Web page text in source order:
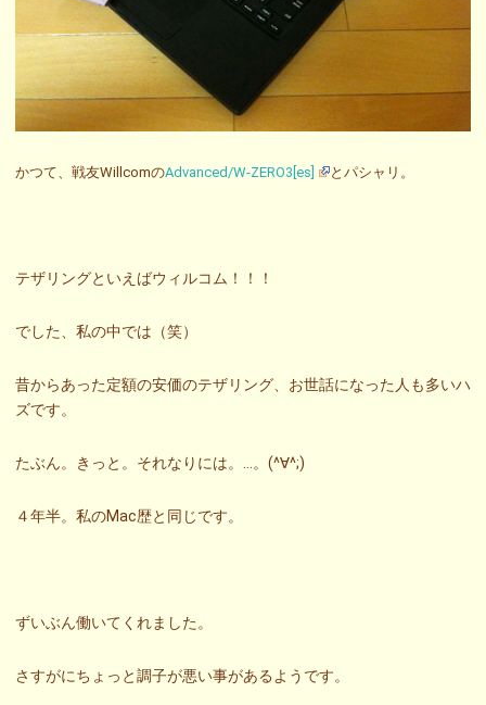
かつて、戦友WillcomのAdvanced/W-ZERO3[es] とパシャリ。
テザリングといえばウィルコム！！！
でした、私の中では（笑）
昔からあった定額の安価のテザリング、お世話になった人も多いハ
ズです。
たぶん。きっと。それなりには。…。(^∀^;)
４年半。私のMac歴と同じです。
ずいぶん働いてくれました。
さすがにちょっと調子が悪い事があるようです。